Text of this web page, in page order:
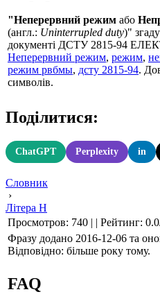
"Неперервний режим або
(англ.: Uninterrupled duty)"
документі ДСТУ 2815-94
Неперервний режим, режим,
режим рвбмы, дсту 2815-94.
символів.
Поділитися:
ChatGPT Perplexity in
Словник
›
Літера Н
Просмотров: 740 | | Рейтинг: 0.0
Фразу додано 2016-12-06 та
Відповідно: більше року тому.
FAQ